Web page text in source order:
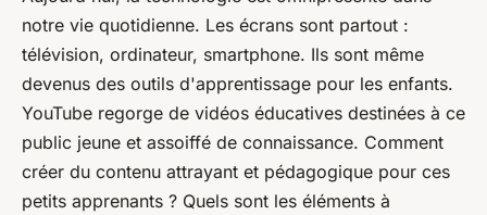
créer des vidéos éducatives
engageantes pour les enfants?
Clémence • 27 juin 2024 •5 min de lecture
notre vie quotidienne. Les écrans sont partout :
télévision, ordinateur, smartphone. Ils sont même
devenus des outils d'apprentissage pour les enfants.
YouTube regorge de vidéos éducatives destinées à ce
public jeune et assoiffé de connaissance. Comment
créer du contenu attrayant et pédagogique pour ces
petits apprenants ? Quels sont les éléments à